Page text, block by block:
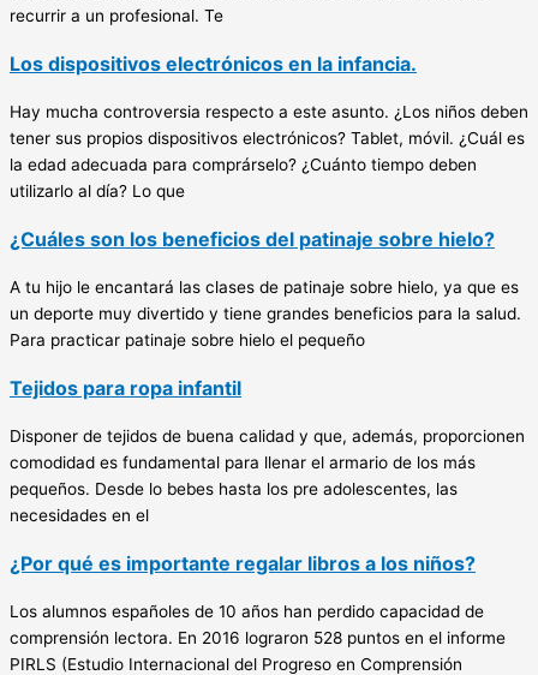
recurrir a un profesional. Te
Los dispositivos electrónicos en la infancia.
Hay mucha controversia respecto a este asunto. ¿Los niños deben
tener sus propios dispositivos electrónicos? Tablet, móvil. ¿Cuál es
la edad adecuada para comprárselo? ¿Cuánto tiempo deben
utilizarlo al día? Lo que
¿Cuáles son los beneficios del patinaje sobre hielo?
A tu hijo le encantará las clases de patinaje sobre hielo, ya que es
un deporte muy divertido y tiene grandes beneficios para la salud.
Para practicar patinaje sobre hielo el pequeño
Tejidos para ropa infantil
Disponer de tejidos de buena calidad y que, además, proporcionen
comodidad es fundamental para llenar el armario de los más
pequeños. Desde lo bebes hasta los pre adolescentes, las
necesidades en el
¿Por qué es importante regalar libros a los niños?
Los alumnos españoles de 10 años han perdido capacidad de
comprensión lectora. En 2016 lograron 528 puntos en el informe
PIRLS (Estudio Internacional del Progreso en Comprensión